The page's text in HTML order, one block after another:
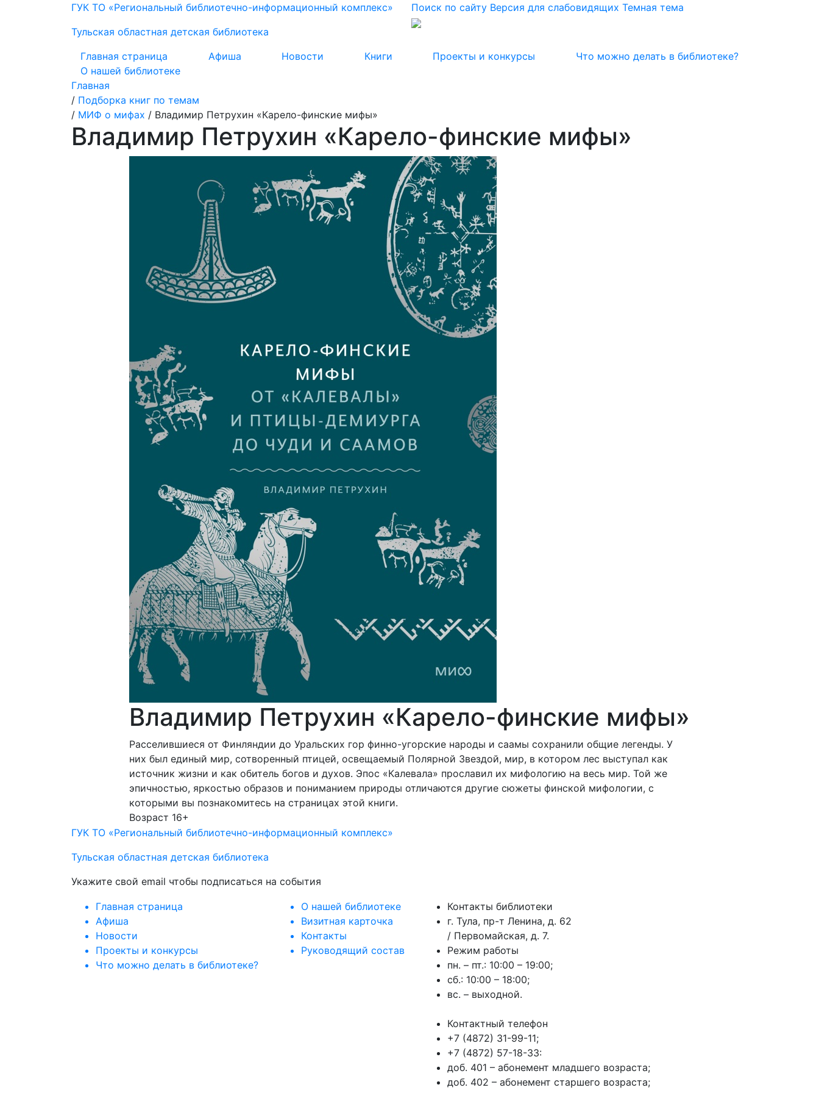
ГУК ТО «Региональный библиотечно-информационный комплекс»
Тульская областная детская библиотека
Поиск по сайту Версия для слабовидящих Темная тема
Главная страница Афиша Новости Книги Проекты и конкурсы
Что можно делать в библиотеке?
О нашей библиотеке
Главная
/ Подборка книг по темам
/ МИФ о мифах / Владимир Петрухин «Карело-финские мифы»
Владимир Петрухин «Карело-финские мифы»
Владимир Петрухин «Карело-финские мифы»
Расселившиеся от Финляндии до Уральских гор финно-угорские народы и саамы сохранили общие легенды. У
них был единый мир, сотворенный птицей, освещаемый Полярной Звездой, мир, в котором лес выступал как
источник жизни и как обитель богов и духов. Эпос «Калевала» прославил их мифологию на весь мир. Той же
эпичностью, яркостью образов и пониманием природы отличаются другие сюжеты финской мифологии, с
которыми вы познакомитесь на страницах этой книги.
Возраст 16+
ГУК ТО «Региональный библиотечно-информационный комплекс»
Тульская областная детская библиотека
Укажите свой email чтобы подписаться на события
Главная страница
Афиша
Новости
Проекты и конкурсы
Что можно делать в библиотеке?
О нашей библиотеке
Визитная карточка
Контакты
Руководящий состав
Контакты библиотеки
г. Тула, пр-т Ленина, д. 62
/ Первомайская, д. 7.
Режим работы
пн. – пт.: 10:00 – 19:00;
сб.: 10:00 – 18:00;
вс. – выходной.
Контактный телефон
+7 (4872) 31-99-11;
+7 (4872) 57-18-33:
доб. 401 – абонемент младшего возраста;
доб. 402 – абонемент старшего возраста;